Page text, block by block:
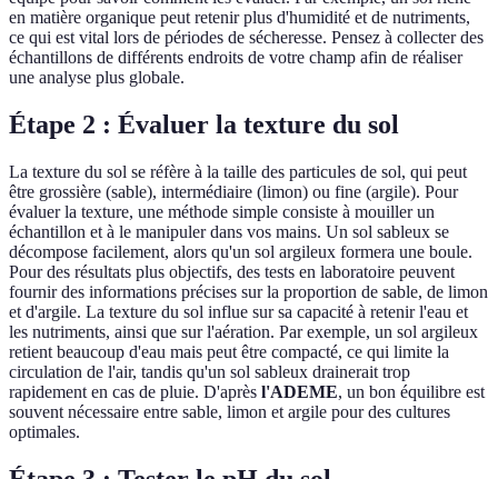
en matière organique peut retenir plus d'humidité et de nutriments,
ce qui est vital lors de périodes de sécheresse. Pensez à collecter des
échantillons de différents endroits de votre champ afin de réaliser
une analyse plus globale.
Étape 2 : Évaluer la texture du sol
La texture du sol se réfère à la taille des particules de sol, qui peut
être grossière (sable), intermédiaire (limon) ou fine (argile). Pour
évaluer la texture, une méthode simple consiste à mouiller un
échantillon et à le manipuler dans vos mains. Un sol sableux se
décompose facilement, alors qu'un sol argileux formera une boule.
Pour des résultats plus objectifs, des tests en laboratoire peuvent
fournir des informations précises sur la proportion de sable, de limon
et d'argile. La texture du sol influe sur sa capacité à retenir l'eau et
les nutriments, ainsi que sur l'aération. Par exemple, un sol argileux
retient beaucoup d'eau mais peut être compacté, ce qui limite la
circulation de l'air, tandis qu'un sol sableux drainerait trop
rapidement en cas de pluie. D'après l'ADEME, un bon équilibre est
souvent nécessaire entre sable, limon et argile pour des cultures
optimales.